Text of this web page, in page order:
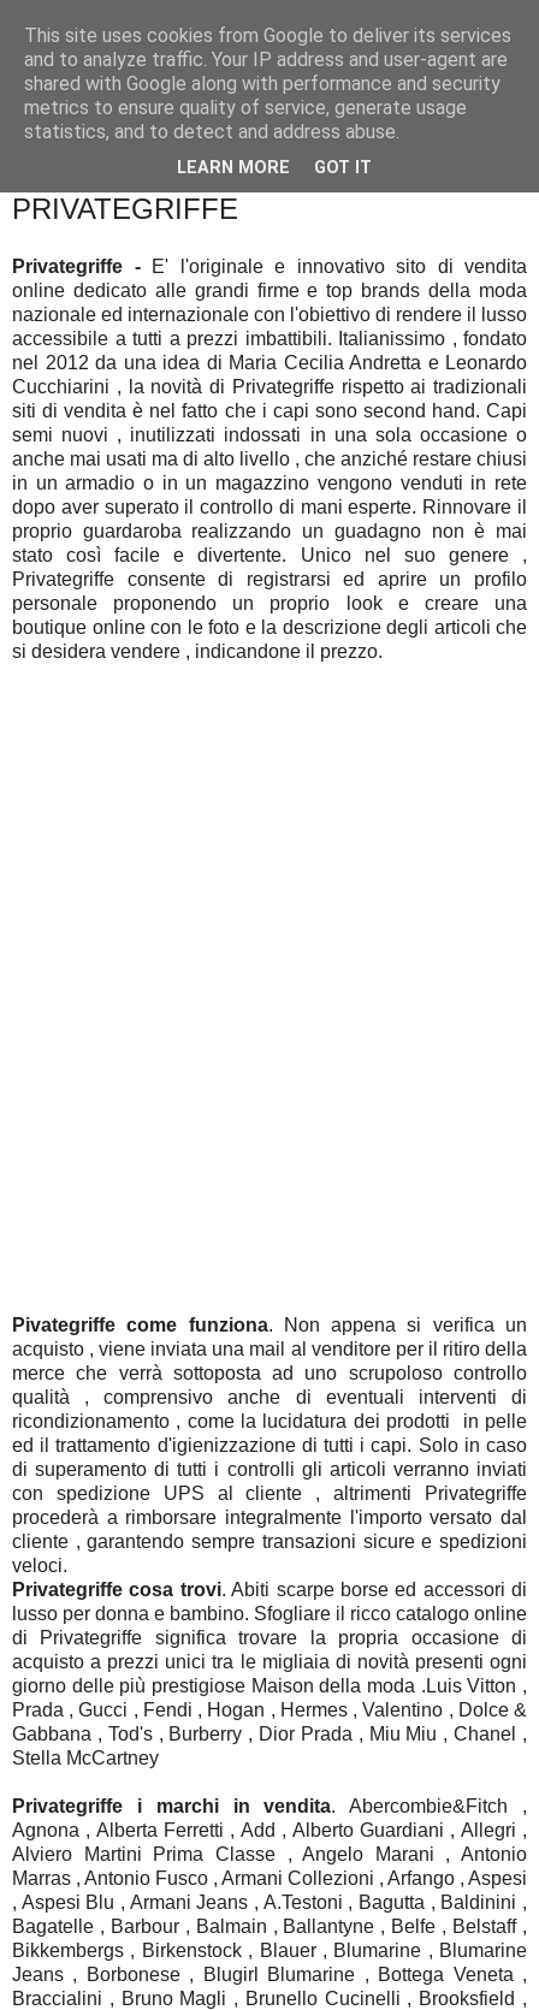
PRIVATEGRIFFE
Privategriffe -E' l'originale e innovativo sito di vendita
online dedicato alle grandi firme e top brands della moda
nazionale ed internazionale con l'obiettivo di rendere il lusso
accessibile a tutti a prezzi imbattibili. Italianissimo , fondato
nel 2012 da una idea di Maria Cecilia Andretta e Leonardo
Cucchiarini , la novità di Privategriffe rispetto ai tradizionali
siti di vendita è nel fatto che i capi sono second hand. Capi
semi nuovi , inutilizzati indossati in una sola occasione o
anche mai usati ma di alto livello , che anziché restare chiusi
in un armadio o in un magazzino vengono venduti in rete
dopo aver superato il controllo di mani esperte. Rinnovare il
proprio guardaroba realizzando un guadagno non è mai
stato così facile e divertente. Unico nel suo genere ,
Privategriffe consente di registrarsi ed aprire un profilo
personale proponendo un proprio look e creare una
boutique online con le foto e la descrizione degli articoli che
si desidera vendere , indicandone il prezzo.
Pivategriffe come funziona. Non appena si verifica un
acquisto , viene inviata una mail al venditore per il ritiro della
merce che verrà sottoposta ad uno scrupoloso controllo
qualità , comprensivo anche di eventuali interventi di
ricondizionamento , come la lucidatura dei prodotti in pelle
ed il trattamento d'igienizzazione di tutti i capi. Solo in caso
di superamento di tutti i controlli gli articoli verranno inviati
con spedizione UPS al cliente , altrimenti Privategriffe
procederà a rimborsare integralmente l'importo versato dal
cliente , garantendo sempre transazioni sicure e spedizioni
veloci.
Privategriffe cosa trovi. Abiti scarpe borse ed accessori di
lusso per donna e bambino. Sfogliare il ricco catalogo online
di Privategriffe significa trovare la propria occasione di
acquisto a prezzi unici tra le migliaia di novità presenti ogni
giorno delle più prestigiose Maison della moda .Luis Vitton ,
Prada , Gucci , Fendi , Hogan , Hermes , Valentino , Dolce &
Gabbana , Tod's , Burberry , Dior Prada , Miu Miu , Chanel ,
Stella McCartney
Privategriffe i marchi in vendita. Abercombie&Fitch ,
Agnona , Alberta Ferretti , Add , Alberto Guardiani , Allegri ,
Alviero Martini Prima Classe , Angelo Marani , Antonio
Marras , Antonio Fusco , Armani Collezioni , Arfango , Aspesi
, Aspesi Blu , Armani Jeans , A.Testoni , Bagutta , Baldinini ,
Bagatelle , Barbour , Balmain , Ballantyne , Belfe , Belstaff ,
Bikkembergs , Birkenstock , Blauer , Blumarine , Blumarine
Jeans , Borbonese , Blugirl Blumarine , Bottega Veneta ,
Braccialini , Bruno Magli , Brunello Cucinelli , Brooksfield ,
This site uses cookies from Google to deliver its services
and to analyze traffic. Your IP address and user-agent are
shared with Google along with performance and security
metrics to ensure quality of service, generate usage
statistics, and to detect and address abuse.
LEARN MORE GOT IT